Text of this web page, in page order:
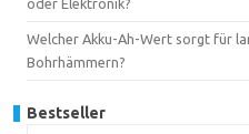
oder Elektronik?
Welcher Akku-Ah-Wert sorgt für
Bohrhämmern?
Bestseller